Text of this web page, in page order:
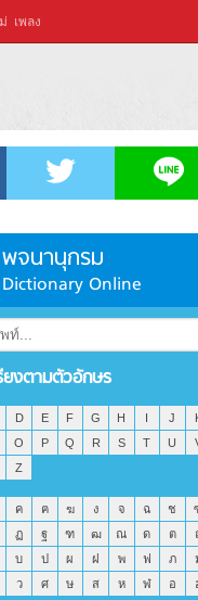
เพลง
พจนานุกรม
Dictionary Online
ยงตามตัวอักษร
D E F G H I J
O P Q R S T U
Z
ค ฅ ฆ ง จ ฉ ช
ฏ ฐ ฑ ฒ ณ ด ต
บ ป ผ ฝ พ ฟ ภ
ว ศ ษ ส ห ฬ อ